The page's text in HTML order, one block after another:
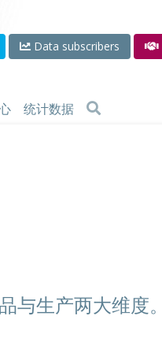
Data subscribers
统计数据
生产两大维度。